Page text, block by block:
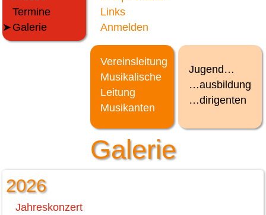
Termine
Galerie
Links
Anmelden
Vereinsleitung
Musikalische
Leitung
Musikanten
Jugend…
…ausbildung
…dirigenten
Galerie
2026
Jahreskonzert